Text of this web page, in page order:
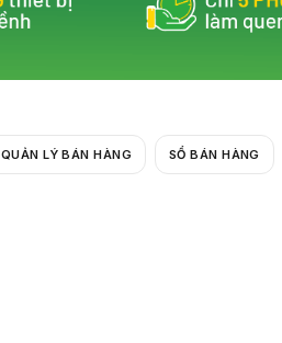
QUẢN LÝ BÁN HÀNG SỔ BÁN HÀNG